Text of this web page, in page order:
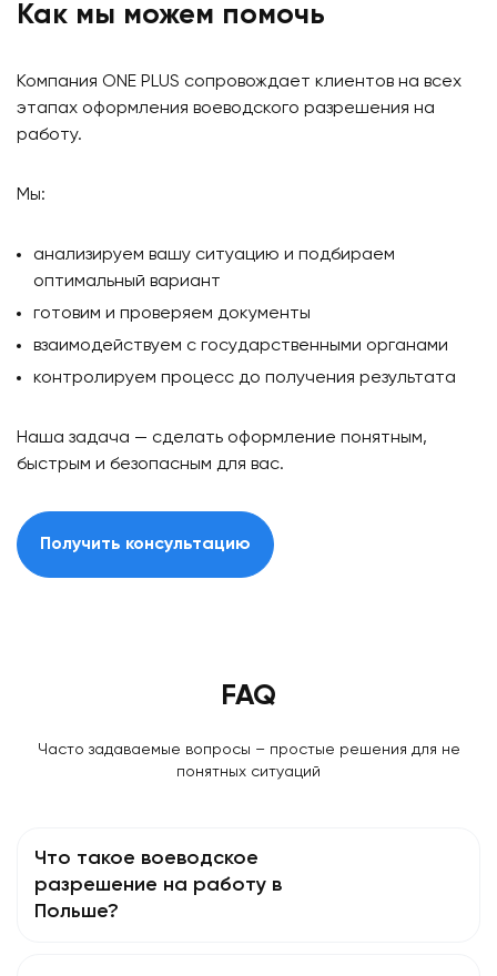
Как мы можем помочь
Компания ONE PLUS сопровождает клиентов на всех
этапах оформления воеводского разрешения на
работу.
Мы:
анализируем вашу ситуацию и подбираем
оптимальный вариант
готовим и проверяем документы
взаимодействуем с государственными органами
контролируем процесс до получения результата
Наша задача — сделать оформление понятным,
быстрым и безопасным для вас.
Получить консультацию
FAQ
Часто задаваемые вопросы – простые решения для не
понятных ситуаций
Что такое воеводское
разрешение на работу в
Польше?